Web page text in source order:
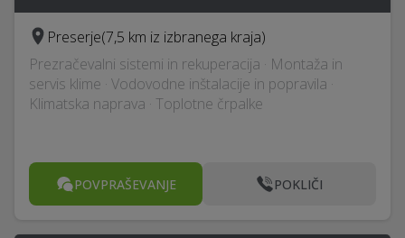
Preserje(7,5 km iz izbranega kraja)
Prezračevalni sistemi in rekuperacija · Montaža in
servis klime · Vodovodne inštalacije in popravila ·
Klimatska naprava · Toplotne črpalke
POVPRAŠEVANJE POKLIČI